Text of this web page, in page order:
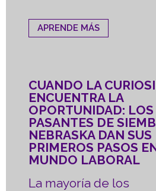
APRENDE MÁS
CUANDO LA
ENCUENTRA LA
OPORTUNIDAD: LOS
PASANTES DE
NEBRASKA DAN SUS
PRIMEROS PASOS
MUNDO LABORAL
La mayoría de los